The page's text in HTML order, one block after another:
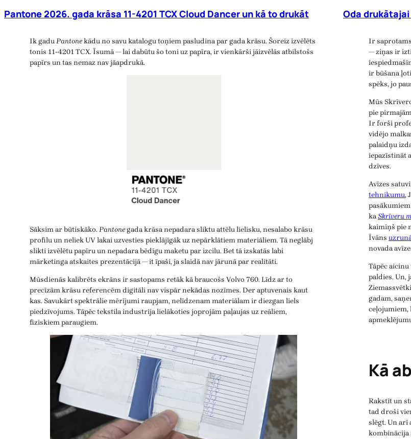
Pantone 2026. gada krāsa 11-4201 TCX Cloud Dancer un kā to drukāt
Ik gaduPantonekādu no savu katalogu toņiem pasludina par gada krāsu. Šoreiz izvēlēts
tonis 11-4201 TCX. Īsumā — lai dabūtu šo toni uz papīra, ir vienkārši jāizvēlās atbilstošs
papīrs un tas nemaz nav jāapdrukā.
Sāksim ar būtiskāko. Pantonegada krāsa nepadara sliktu attēlu lielisku, nesalabo krāsu
profilu un neliek UV lakai uzvesties pieklājīgāk uz nepārklātiem materiāliem. Tā neglābj
slikti izvēlētu papīru un nepadara bēdīgu maketu par izcilu. Bet tā izskatās labi
mārketinga atskaites prezentācijā — it īpaši, ja slaidā nav jārunā par realitāti.
Mūsdienās kalibrēts ekrāns ir sastopams retāk kā braucošs Volvo 760. Līdz ar to
precīzām krāsu referencēm digitāli nav vispār nekādas nozīmes. Der aptuvenais kaut
kas. Savukārt spektrālie mērījumi raupjam, nelīdzenam materiālam ir diezgan liels
piedzīvojums. Tāpēc tekstila industrija lielākoties joprojām paļaujas uz reāliem,
fiziskiem paraugiem.
Oda
Ir
— ziņas ir
ir būšana
spēks, jo
Mūs
pie
Ir forši
vidējo
palaidņu
iepazīstināt
dzīves.
Avīzes
tehnikumu,
kaSkrīveru
kaimiņš pie
Īvāns
novada
Tāpēc
paldies. Un,
gadam,
ceļojumiem,
Kā
Rakstīt un
tad droši
slēgt. Un arī
kombinācija